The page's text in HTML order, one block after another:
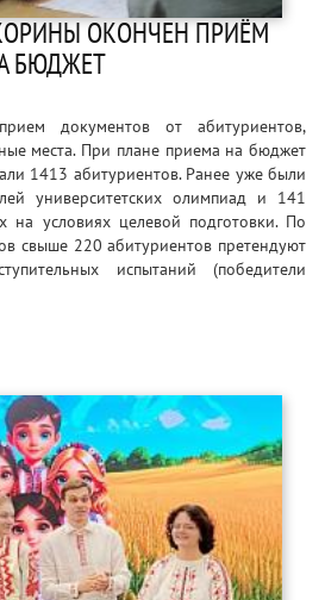
ОКОНЧЕН ПРИЁМ
БЮДЖЕТ
документов от абитуриентов,
места. При плане приема на бюджет
1413 абитуриентов. Ранее уже были
университетских олимпиад и 141
на условиях целевой подготовки. По
свыше 220 абитуриентов претендуют
испытаний (победители